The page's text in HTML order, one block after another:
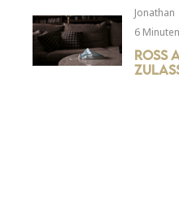
Jonathan
6
Ross